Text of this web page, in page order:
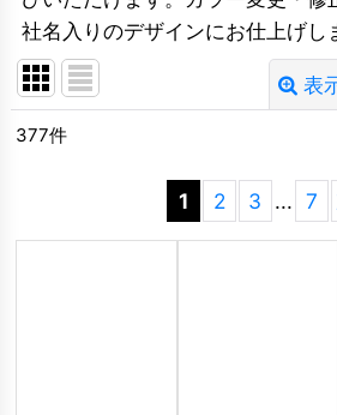
社名入りのデザインにお仕上げし
表
絞り込む
377件
1 2 3 ... 7